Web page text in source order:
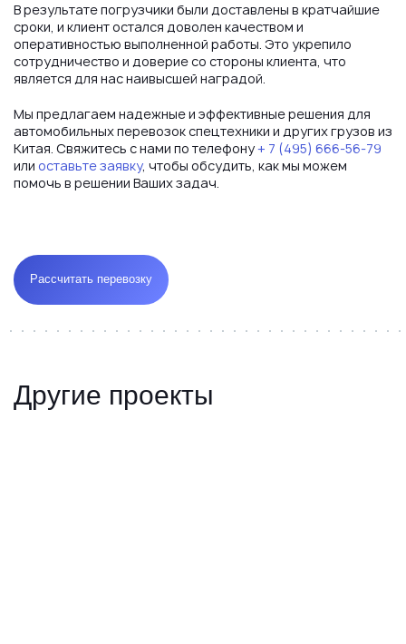
В результате погрузчики были доставлены в кратчайшие
сроки, и клиент остался доволен качеством и
оперативностью выполненной работы. Это укрепило
сотрудничество и доверие со стороны клиента, что
является для нас наивысшей наградой.
Мы предлагаем надежные и эффективные решения для
автомобильных перевозок спецтехники и других грузов из
Китая. Свяжитесь с нами по телефону+ 7 (495) 666-56-79
или оставьте заявку, чтобы обсудить, как мы можем
помочь в решении Ваших задач.
Рассчитать перевозку
Другие проекты